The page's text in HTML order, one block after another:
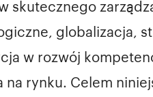
skutecznego
globalizacja,
w rozwój
rynku. Celem